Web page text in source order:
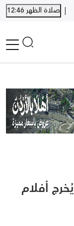
| صلاة الظهر 12:46
أفلام